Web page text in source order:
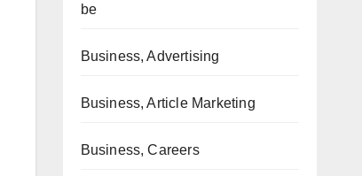
be
Business, Advertising
Business, Article Marketing
Business, Careers